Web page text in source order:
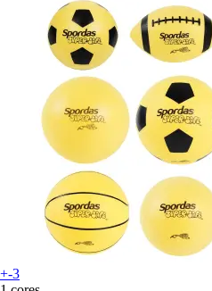
+-3